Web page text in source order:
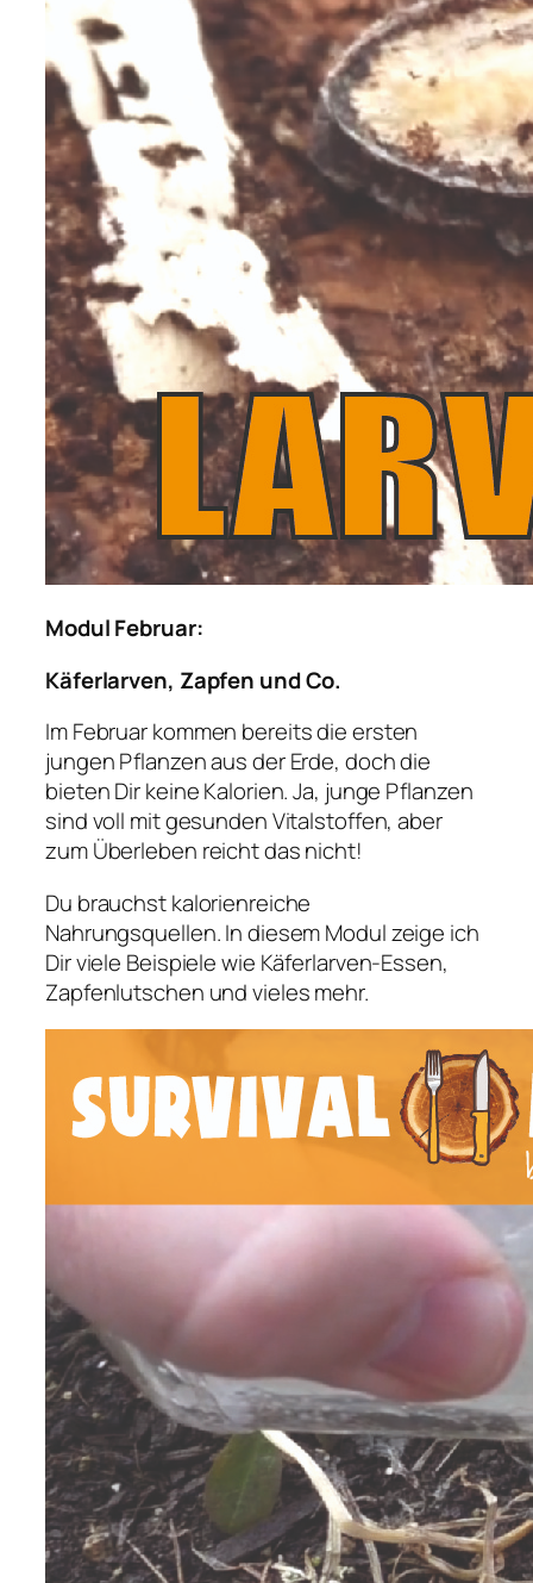
Modul Februar:
​​​Käferlarven, Zapfen und Co.
Im Februar kommen bereits die ersten
jungen Pflanzen aus der Erde, doch die
bieten Dir keine Kalorien. Ja, junge Pflanzen
sind voll mit gesunden Vitalstoffen, aber
zum Überleben reicht das nicht!
Du brauchst kalorienreiche
Nahrungsquellen. In diesem Modul zeige ich
Dir viele Beispiele wie Käferlarven-Essen,
Zapfenlutschen und vieles mehr.